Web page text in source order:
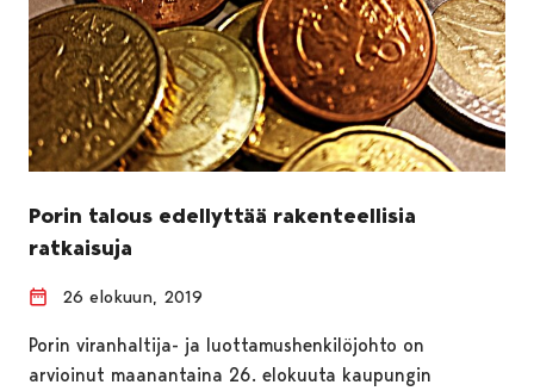
Porin talous edellyttää rakenteellisia
ratkaisuja
26 elokuun, 2019
Porin viranhaltija- ja luottamushenkilöjohto on
arvioinut maanantaina 26. elokuuta kaupungin